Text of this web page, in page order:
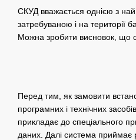
СКУД вважається однією з
затребуваною і на території
Можна зробити висновок, що
Перед тим, як замовити
програмних і технічних
прикладає до спеціального
даних. Далі система приймає